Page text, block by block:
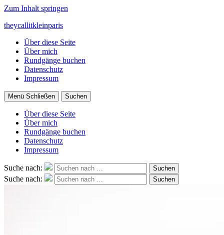
Zum Inhalt springen
theycallitkleinparis
Über diese Seite
Über mich
Rundgänge buchen
Datenschutz
Impressum
Menü Schließen Suchen
Über diese Seite
Über mich
Rundgänge buchen
Datenschutz
Impressum
Suche nach: Suchen
Suche nach: Suchen